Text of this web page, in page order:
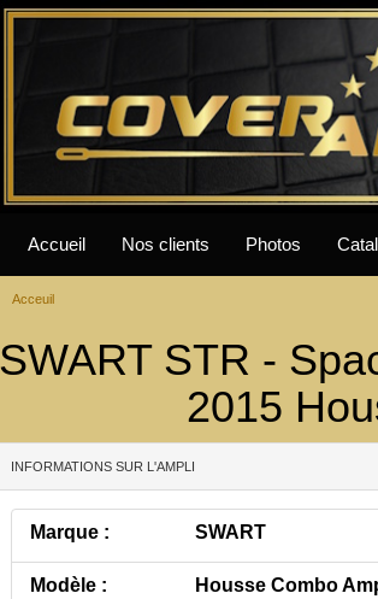
Accueil Nos clients Photos
Acceuil
SWART STR -
2015
INFORMATIONS SUR L'AMPLI
Marque : SWART
Modèle : Housse Combo